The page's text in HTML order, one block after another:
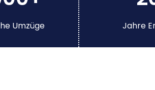
Umzüge Jahre